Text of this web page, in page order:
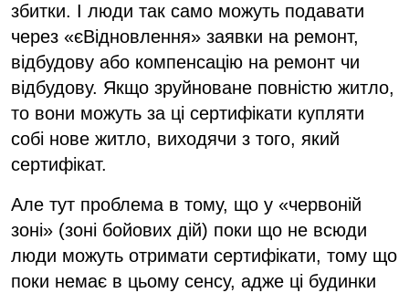
збитки. І люди так само можуть подавати
через «єВідновлення» заявки на ремонт,
відбудову або компенсацію на ремонт чи
відбудову. Якщо зруйноване повністю житло,
то вони можуть за ці сертифікати купляти
собі нове житло, виходячи з того, який
сертифікат.
Але тут проблема в тому, що у «червоній
зоні» (зоні бойових дій) поки що не всюди
люди можуть отримати сертифікати, тому що
поки немає в цьому сенсу, адже ці будинки